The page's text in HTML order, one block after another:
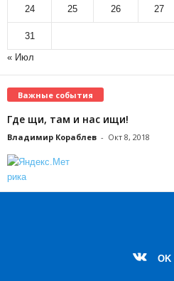
24 25 26 27
31
« Июл
Важные события
Где щи, там и нас ищи!
Владимир Кораблев - Окт 8, 2018
OK